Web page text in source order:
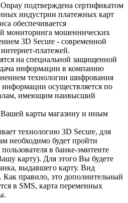
подтверждена сертификатом
индустрии платежных карт
обеспечивается
мониторинга мошеннических
3D Secure - современной
платежей.
на специальной защищенной
информации в компанию
технологии шифрования
осуществляется по
имеющим наивысший
Вашей карты магазину и иным
технологию 3D Secure, для
необходимо будет пройти
в банке-эмитенте
карту). Для этого Вы будете
выдавшего карту. Вид
Как правило, это дополнительный
в SMS, карта переменных